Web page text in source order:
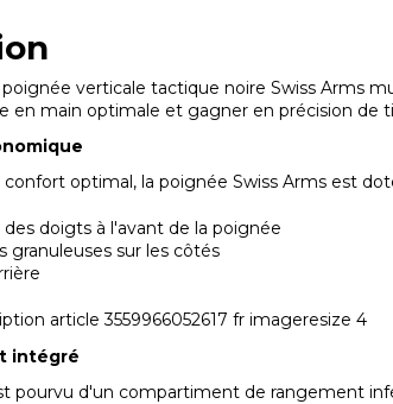
verticale tactique noire Swiss Arms
en main optimale et gagner en précision de
confort optimal, la poignée Swiss Arms est
doigts à l'avant de la poignée
granuleuses sur les côtés
intégré
pourvu d'un compartiment de rangement